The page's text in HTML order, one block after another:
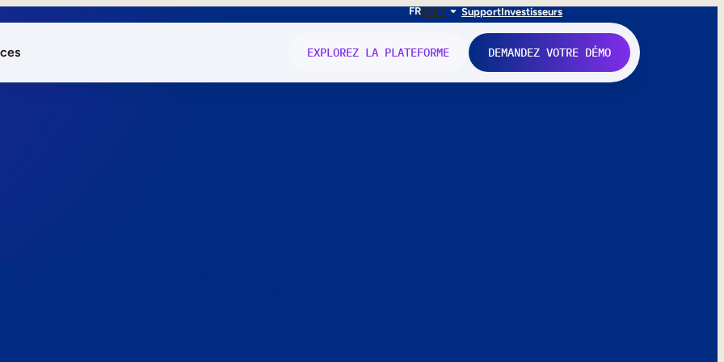
FRENIT SupportInvestisseurs
EXPLOREZ LA PLATEFORME DEMANDEZ VOTRE DÉMO